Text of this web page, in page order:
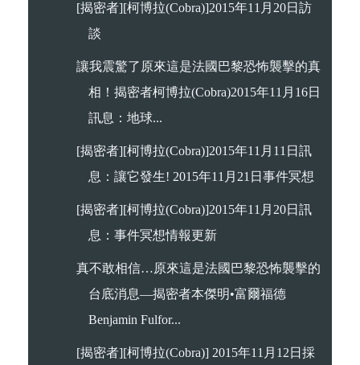
[揭密者][柯博拉(Cobra)]2015年11月20日訪
談
讓我震驚了原來這是法國巴黎恐怖襲擊的真
相！揭密者柯博拉(Cobra)2015年11月16日
訊息：地球...
[揭密者][柯博拉(Cobra)]2015年11月11日訊
息：讓它發生! 2015年11月21日事件冥想
[揭密者][柯博拉(Cobra)]2015年11月20日訊
息：事件冥想情報更新
真不敢相信…原來這是法國巴黎恐怖襲擊的
台底消息—揭密者本傑明•富爾福德
Benjamin Fulfor...
[揭密者][柯博拉(Cobra)] 2015年11月12日採